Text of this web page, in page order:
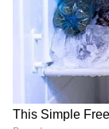
Petrol Diesel
வாகனத்தில்